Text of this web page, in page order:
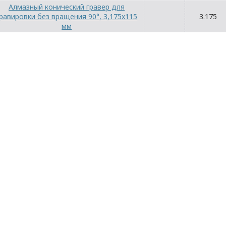
Алмазный конический гравер для
без вращения 90°, 3,175x115
мм
3.175